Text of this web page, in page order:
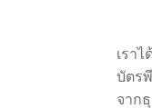
เรา
บัตร
จาก